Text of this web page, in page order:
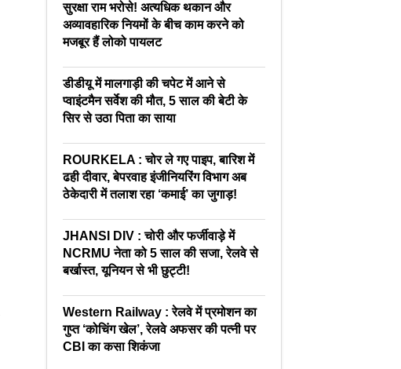
सुरक्षा राम भरोसे! अत्यधिक थकान और
अव्यावहारिक नियमों के बीच काम करने को
मजबूर हैं लोको पायलट
डीडीयू में मालगाड़ी की चपेट में आने से
प्वाइंटमैन सर्वेश की मौत, 5 साल की बेटी के
सिर से उठा पिता का साया
ROURKELA : चोर ले गए पाइप, बारिश में
ढही दीवार, बेपरवाह इंजीनियरिंग विभाग अब
ठेकेदारी में तलाश रहा ‘कमाई’ का जुगाड़!
JHANSI DIV : चोरी और फर्जीवाड़े में
NCRMU नेता को 5 साल की सजा, रेलवे से
बर्खास्त, यूनियन से भी छुट्टी!
Western Railway : रेलवे में प्रमोशन का
गुप्त ‘कोचिंग खेल’, रेलवे अफसर की पत्नी पर
CBI का कसा शिकंजा